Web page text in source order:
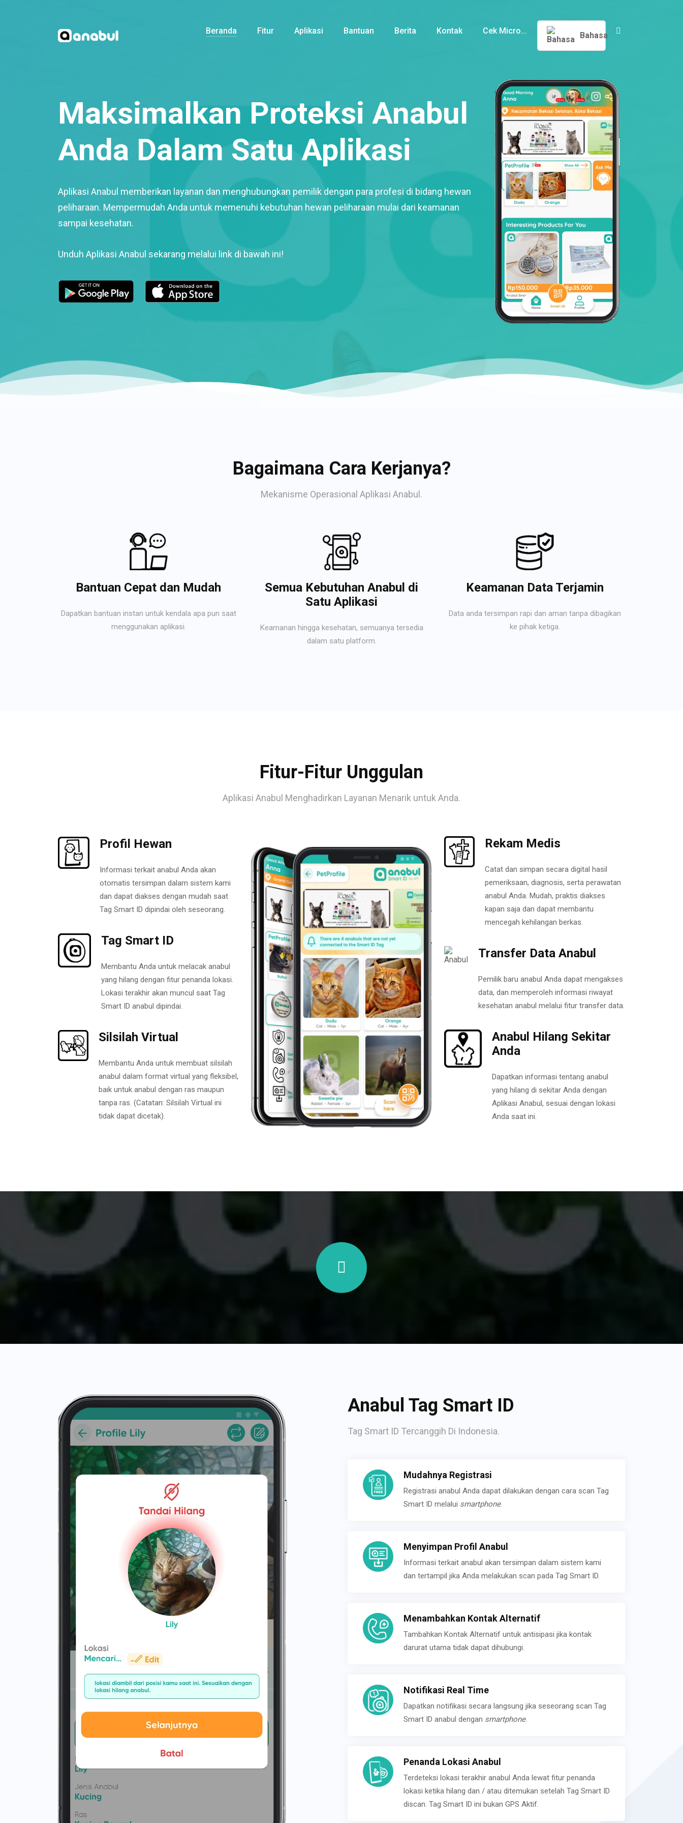
Beranda Fitur Aplikasi Bantuan Berita Kontak Cek Micro... Bahasa
Maksimalkan Proteksi Anabul
Anda Dalam Satu Aplikasi
Aplikasi Anabul memberikan layanan dan menghubungkan pemilik dengan para profesi di bidang hewan
peliharaan. Mempermudah Anda untuk memenuhi kebutuhan hewan peliharaan mulai dari keamanan
sampai kesehatan.
Unduh Aplikasi Anabul sekarang melalui link di bawah ini!
Bagaimana Cara Kerjanya?
Mekanisme Operasional Aplikasi Anabul.
Bantuan Cepat dan Mudah
Dapatkan bantuan instan untuk kendala apa pun saat
menggunakan aplikasi.
Semua Kebutuhan Anabul di
Satu Aplikasi
Keamanan hingga kesehatan, semuanya tersedia
dalam satu platform.
Keamanan Data Terjamin
Data anda tersimpan rapi dan aman tanpa dibagikan
ke pihak ketiga.
Fitur-Fitur Unggulan
Aplikasi Anabul Menghadirkan Layanan Menarik untuk Anda.
Profil Hewan
Informasi terkait anabul Anda akan
otomatis tersimpan dalam sistem kami
dan dapat diakses dengan mudah saat
Tag Smart ID dipindai oleh seseorang.
Tag Smart ID
Membantu Anda untuk melacak anabul
yang hilang dengan fitur penanda lokasi.
Lokasi terakhir akan muncul saat Tag
Smart ID anabul dipindai.
Silsilah Virtual
Membantu Anda untuk membuat silsilah
anabul dalam format virtual yang fleksibel,
baik untuk anabul dengan ras maupun
tanpa ras. (Catatan: Silsilah Virtual ini
tidak dapat dicetak).
Rekam Medis
Catat dan simpan secara digital hasil
pemeriksaan, diagnosis, serta perawatan
anabul Anda. Mudah, praktis diakses
kapan saja dan dapat membantu
mencegah kehilangan berkas.
Transfer Data Anabul
Pemilik baru anabul Anda dapat mengakses
data, dan memperoleh informasi riwayat
kesehatan anabul melalui fitur transfer data.
Anabul Hilang Sekitar
Anda
Dapatkan informasi tentang anabul
yang hilang di sekitar Anda dengan
Aplikasi Anabul, sesuai dengan lokasi
Anda saat ini.
Anabul Tag Smart ID
Tag Smart ID Tercanggih Di Indonesia.
Mudahnya Registrasi
Registrasi anabul Anda dapat dilakukan dengan cara scan Tag
Smart ID melalui smartphone.
Menyimpan Profil Anabul
Informasi terkait anabul akan tersimpan dalam sistem kami
dan tertampil jika Anda melakukan scan pada Tag Smart ID.
Menambahkan Kontak Alternatif
Tambahkan Kontak Alternatif untuk antisipasi jika kontak
darurat utama tidak dapat dihubungi.
Notifikasi Real Time
Dapatkan notifikasi secara langsung jika seseorang scan Tag
Smart ID anabul dengan smartphone.
Penanda Lokasi Anabul
Terdeteksi lokasi terakhir anabul Anda lewat fitur penanda
lokasi ketika hilang dan / atau ditemukan setelah Tag Smart ID
discan. Tag Smart ID ini bukan GPS Aktif.